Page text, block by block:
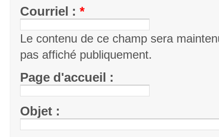
Courriel : *
Le contenu de ce champ sera
pas affiché publiquement.
Page d'accueil :
Objet :